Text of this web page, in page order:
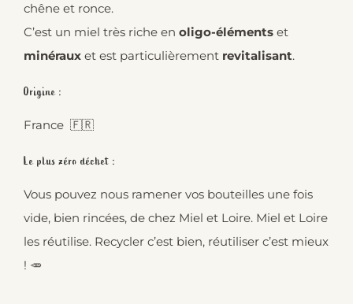
chêne et ronce.
C’est un miel très riche en oligo-éléments et
minéraux et est particulièrement revitalisant.
Origine :
France 🇫🇷
Le plus zéro déchet :
Vous pouvez nous ramener vos bouteilles une fois
vide, bien rincées, de chez Miel et Loire. Miel et Loire
les réutilise. Recycler c’est bien, réutiliser c’est mieux
! 🥕